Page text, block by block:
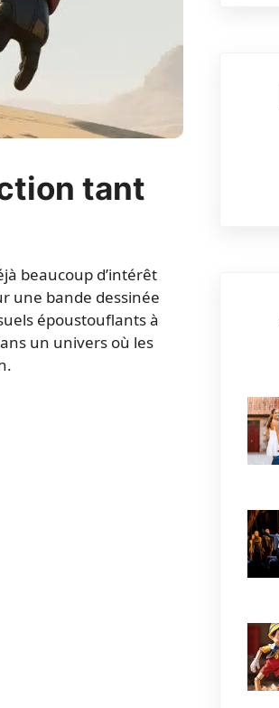
tant
beaucoup d’intérêt
une bande dessinée
époustouflants à
un univers où les